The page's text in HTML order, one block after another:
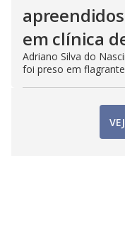
em clínica
Adriano Silva do
foi preso em